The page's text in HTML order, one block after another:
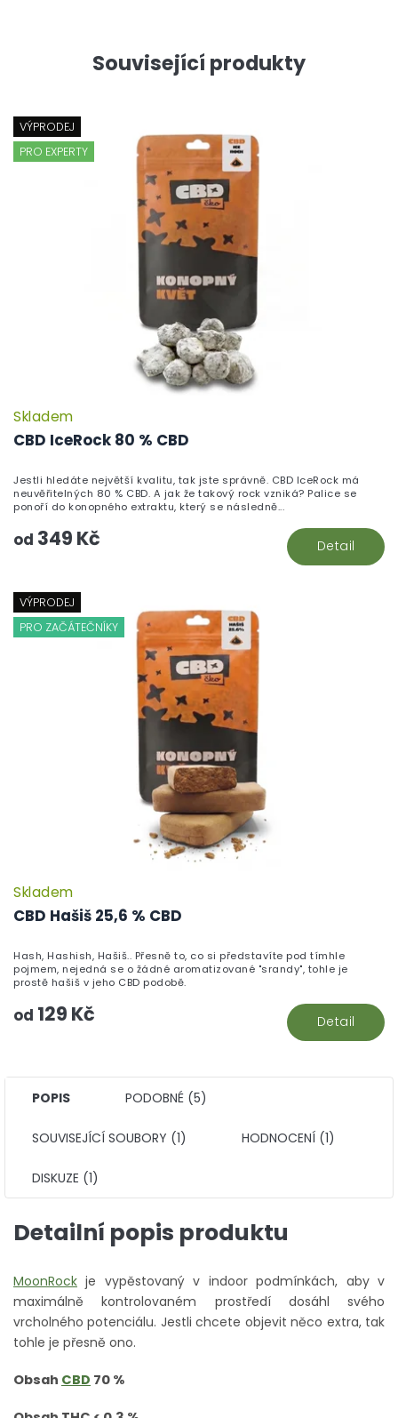
Související produkty
VÝPRODEJ
PRO EXPERTY
CBD IceRock 80 % CBD
Skladem
od 349 Kč Detail
Jestli hledáte největší kvalitu, tak jste správně. CBD IceRock má
neuvěřitelných 80 % CBD. A jak že takový rock vzniká? Palice se
ponoří do konopného extraktu, který se následně...
VÝPRODEJ
PRO ZAČÁTEČNÍKY
CBD Hašiš 25,6 % CBD
Skladem
od 129 Kč Detail
Hash, Hashish, Hašiš.. Přesně to, co si představíte pod tímhle
pojmem, nejedná se o žádné aromatizované "srandy", tohle je
prostě hašiš v jeho CBD podobě.
POPIS PODOBNÉ (5)
SOUVISEJÍCÍ SOUBORY (1) HODNOCENÍ (1)
DISKUZE (1)
Detailní popis produktu
MoonRock je vypěstovaný v indoor podmínkách, aby v
maximálně kontrolovaném prostředí dosáhl svého
vrcholného potenciálu. Jestli chcete objevit něco extra, tak
tohle je přesně ono.
Obsah CBD 70 %